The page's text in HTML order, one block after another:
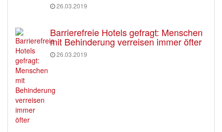
26.03.2019
Barrierefreie Hotels gefragt: Menschen
mit Behinderung verreisen immer öfter
26.03.2019